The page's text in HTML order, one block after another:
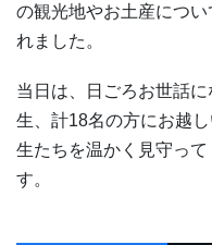
の観光地やお土産につ
れました。
当日は、日ごろお世話
生、計18名の方にお越
生たちを温かく見守っ
す。